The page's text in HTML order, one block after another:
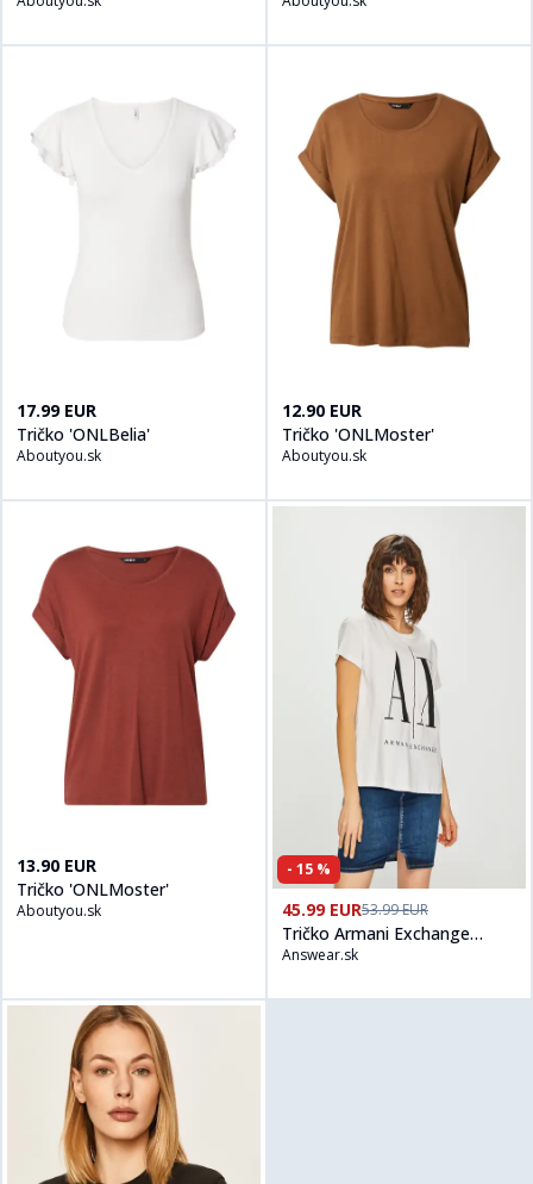
17.99 EUR
Tričko 'ONLBelia'
Aboutyou.sk
Kúpiť produt Aboutyou.sk
12.90 EUR
Tričko 'ONLMoster'
Aboutyou.sk
Kúpiť produt
13.90 EUR
Tričko 'ONLMoster'
Aboutyou.sk
Kúpiť produt na Aboutyou.sk
- 15 %
45.99 EUR53.99 EUR
Tričko Armani Exchange
dámske, biela farba, 8NYTCX
Answear.sk
Kúpiť produtTričko Armani